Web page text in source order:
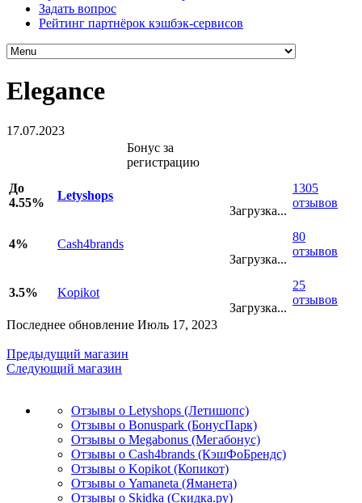
Задать вопрос
Рейтинг партнёрок кэшбэк-сервисов
Elegance
17.07.2023
Бонус за
регистрацию
До
4.55%
Letyshops
Загрузка...
1305
отзывов
4%
Cash4brands
Загрузка...
80
отзывов
3.5%
Kopikot
Загрузка...
25
отзывов
Последнее обновление Июль 17, 2023
Предыдущий магазин
Следующий магазин
Отзывы о Letyshops (Летишопс)
Отзывы о Bonuspark (БонусПарк)
Отзывы о Megabonus (Мегабонус)
Отзывы о Cash4brands (КэшФоБрендс)
Отзывы о Kopikot (Копикот)
Отзывы о Yamaneta (Яманета)
Отзывы о Skidka (Скидка.ру)